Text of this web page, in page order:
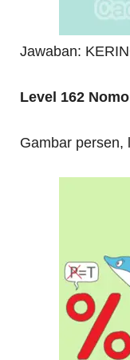
Jawaban:
Level 162
Gambar persen,